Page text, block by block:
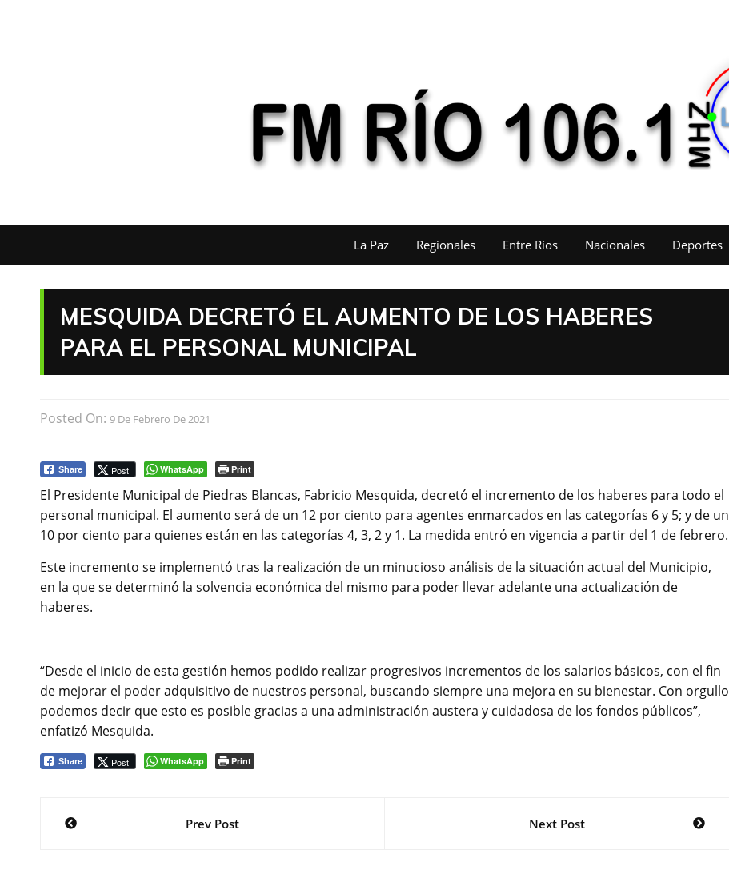
La Paz Regionales Entre Ríos Nacionales Deportes
MESQUIDA DECRETÓ EL AUMENTO DE LOS HABERES
PARA EL PERSONAL MUNICIPAL
Posted On: 9 De Febrero De 2021
Share Post WhatsApp Print
El Presidente Municipal de Piedras Blancas, Fabricio Mesquida, decretó el incremento de los haberes para todo el
personal municipal. El aumento será de un 12 por ciento para agentes enmarcados en las categorías 6 y 5; y de un
10 por ciento para quienes están en las categorías 4, 3, 2 y 1. La medida entró en vigencia a partir del 1 de febrero.
Este incremento se implementó tras la realización de un minucioso análisis de la situación actual del Municipio,
en la que se determinó la solvencia económica del mismo para poder llevar adelante una actualización de
haberes.
“Desde el inicio de esta gestión hemos podido realizar progresivos incrementos de los salarios básicos, con el fin
de mejorar el poder adquisitivo de nuestros personal, buscando siempre una mejora en su bienestar. Con orgullo
podemos decir que esto es posible gracias a una administración austera y cuidadosa de los fondos públicos”,
enfatizó Mesquida.
Share Post WhatsApp Print
NavegaciónPrev Post Next Post